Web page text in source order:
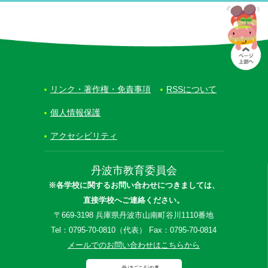
丹波市教育委員会
※各学校に関するお問い合わせにつきましては、
直接学校へご連絡ください。
〒669-3198 兵庫県丹波市山南町谷川1110番地
Tel：0795-70-0810（代表） Fax：0795-70-0814
メールでのお問い合わせはこちらから
リンク・著作権・免責事項 RSSについて
個人情報保護
アクセシビリティ